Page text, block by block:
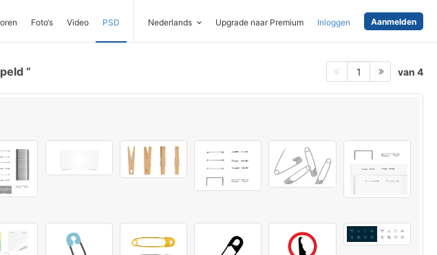
Foto‘s Video PSD Nederlands Upgrade naar Premium Inloggen Aanmelden
1 van 4